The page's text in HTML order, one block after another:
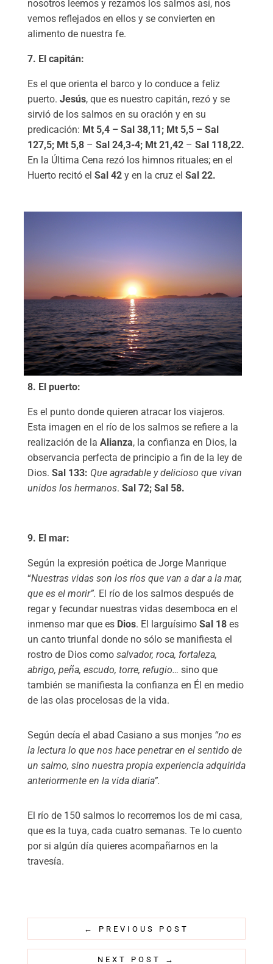
nosotros leemos y rezamos los salmos así, nos
vemos reflejados en ellos y se convierten en
alimento de nuestra fe.
7. El capitán:
Es el que orienta el barco y lo conduce a feliz
puerto. Jesús, que es nuestro capitán, rezó y se
sirvió de los salmos en su oración y en su
predicación: Mt 5,4 – Sal 38,11; Mt 5,5 – Sal
127,5; Mt 5,8 – Sal 24,3-4; Mt 21,42 – Sal 118,22.
En la Última Cena rezó los himnos rituales; en el
Huerto recitó el Sal 42 y en la cruz el Sal 22.
8. El puerto:
Es el punto donde quieren atracar los viajeros.
Esta imagen en el río de los salmos se refiere a la
realización de la Alianza, la confianza en Dios, la
observancia perfecta de principio a fin de la ley de
Dios. Sal 133: Que agradable y delicioso que vivan
unidos los hermanos. Sal 72; Sal 58.
9. El mar:
Según la expresión poética de Jorge Manrique
“Nuestras vidas son los ríos que van a dar a la mar,
que es el morir”. El río de los salmos después de
regar y fecundar nuestras vidas desemboca en el
inmenso mar que es Dios. El larguísimo Sal 18 es
un canto triunfal donde no sólo se manifiesta el
rostro de Dios como salvador, roca, fortaleza,
abrigo, peña, escudo, torre, refugio… sino que
también se manifiesta la confianza en Él en medio
de las olas procelosas de la vida.
Según decía el abad Casiano a sus monjes “no es
la lectura lo que nos hace penetrar en el sentido de
un salmo, sino nuestra propia experiencia adquirida
anteriormente en la vida diaria”.
El río de 150 salmos lo recorremos los de mi casa,
que es la tuya, cada cuatro semanas. Te lo cuento
por si algún día quieres acompañarnos en la
travesía.
← PREVIOUS POST
NEXT POST →